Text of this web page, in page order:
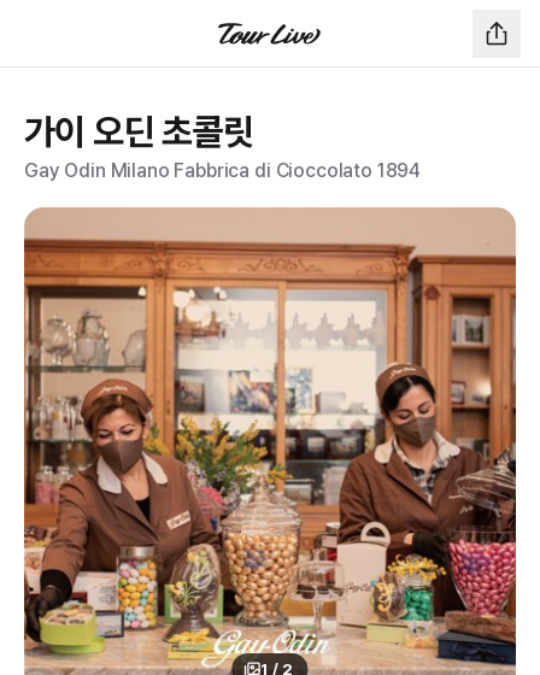
가이 오딘 초콜릿
Gay Odin Milano Fabbrica di Cioccolato 1894
1 / 2